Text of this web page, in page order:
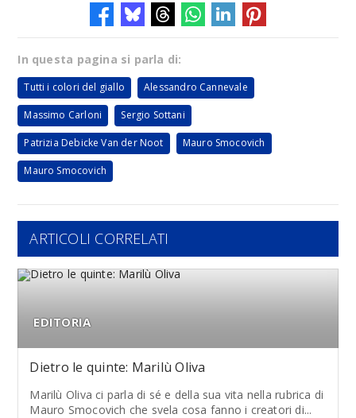
In questa pagina si parla di:
Tutti i colori del giallo Alessandro Cannevale
Massimo Carloni Sergio Sottani
Patrizia Debicke Van der Noot Mauro Smocovich
Mauro Smocovich
ARTICOLI CORRELATI
EDITORIA
Dietro le quinte: Marilù Oliva
Marilù Oliva ci parla di sé e della sua vita nella rubrica di
Mauro Smocovich che svela cosa fanno i creatori di...